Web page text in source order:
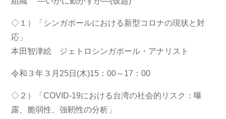
◇１）「シンガポールにおける新型コロナの現状と対
応」
本田智津絵 ジェトロシンガポール・アナリスト
令和３年３月25日(木)15：00～17：00
◇２）「COVID-19における台湾の社会的リスク：曝
露、脆弱性、強靭性の分析」